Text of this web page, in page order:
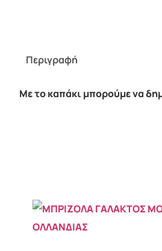
Περιγραφή
Με το καπάκι μπορούμε να